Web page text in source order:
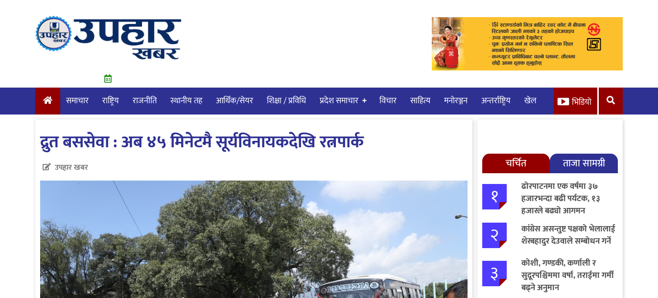
समाचार राष्ट्रिय राजनीति स्थानीय तह आर्थिक/सेयर शिक्षा / प्रविधि प्रदेश समाचार विचार साहित्य मनाेरञ्जन अन्तर्राष्ट्रिय खेल भिडियो
द्रुत बससेवा : अब ४५ मिनेटमै सूर्यविनायकदेखि रत्नपार्क
उपहार खबर चर्चित ताजा सामग्री
१
ढोरपाटनमा एक वर्षमा ३७
हजारभन्दा बढी पर्यटक, १३
हजारले बढ्यो आगमन
२
कांग्रेस असन्तुष्ट पक्षको भेलालाई
शेरबहादुर देउवाले सम्बोधन गर्ने
३
कोशी, गण्डकी, कर्णाली र
सुदूरपश्चिममा वर्षा, तराईमा गर्मी
बढ्ने अनुमान